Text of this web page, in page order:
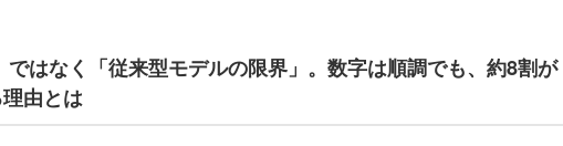
ではなく「従来型モデルの限界」。数字は順調でも、約8割が
由とは